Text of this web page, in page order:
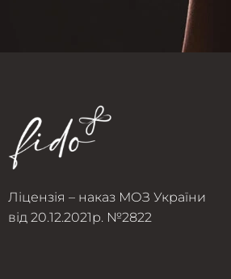
Ліцензія – наказ МОЗ України
від 20.12.2021р. №2822